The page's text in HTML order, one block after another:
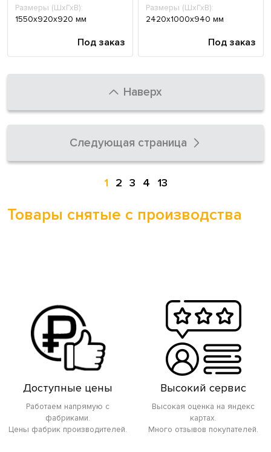
Размеры (ШхГхВ):
1550х920х920 мм
Под заказ
Размеры (ШхГхВ):
2420х1000х940 мм
Под заказ
Следующая страница
1 2 3 4 13
Наверх
Товары снятые с производства
Доступные цены
Работаем напрямую с
фабриками.
Цены фабрик производителей.
Высокий сервис
Высокая оценка на яндекс
картах.
Много отзывов покупателей.